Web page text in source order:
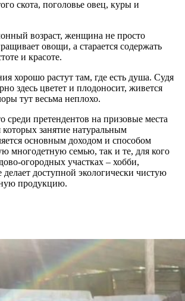
скота, поголовье овец, куры и
возраст, женщина не просто
овощи, а старается содержать
и красоте.
хорошо растут там, где есть душа. Судя
здесь цветет и плодоносит, живется
тут весьма неплохо.
среди претендентов на призовые места
которых занятие натуральным
основным доходом и способом
многодетную семью, так и те, для кого
огородных участках – хобби,
делает доступной экологически чистую
продукцию.